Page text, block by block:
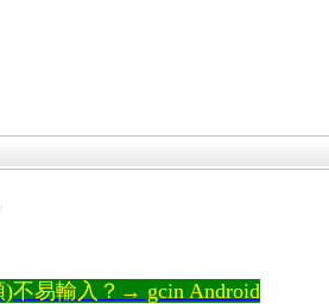
不易輸入？→ gcin Android